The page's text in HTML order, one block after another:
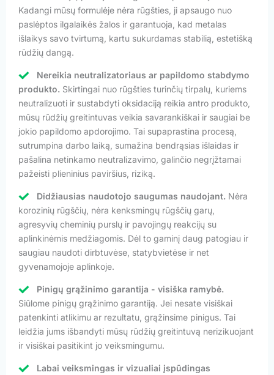
Kadangi mūsų formulėje nėra rūgšties, ji apsaugo nuo
paslėptos ilgalaikės žalos ir garantuoja, kad metalas
išlaikys savo tvirtumą, kartu sukurdamas stabilią, estetišką
rūdžių dangą.
Nereikia neutralizatoriaus ar papildomo stabdymo
produkto. Skirtingai nuo rūgšties turinčių tirpalų, kuriems
neutralizuoti ir sustabdyti oksidaciją reikia antro produkto,
mūsų rūdžių greitintuvas veikia savarankiškai ir saugiai be
jokio papildomo apdorojimo. Tai supaprastina procesą,
sutrumpina darbo laiką, sumažina bendrąsias išlaidas ir
pašalina netinkamo neutralizavimo, galinčio negrįžtamai
pažeisti plieninius paviršius, riziką.
Didžiausias naudotojo saugumas naudojant. Nėra
korozinių rūgščių, nėra kenksmingų rūgščių garų,
agresyvių cheminių purslų ir pavojingų reakcijų su
aplinkinėmis medžiagomis. Dėl to gaminį daug patogiau ir
saugiau naudoti dirbtuvėse, statybvietėse ir net
gyvenamojoje aplinkoje.
Pinigų grąžinimo garantija - visiška ramybė.
Siūlome pinigų grąžinimo garantiją. Jei nesate visiškai
patenkinti atlikimu ar rezultatu, grąžinsime pinigus. Tai
leidžia jums išbandyti mūsų rūdžių greitintuvą nerizikuojant
ir visiškai pasitikint jo veiksmingumu.
Labai veiksmingas ir vizualiai įspūdingas